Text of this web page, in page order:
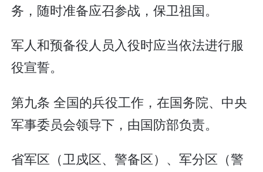
务，随时准备应召参战，保卫祖国。
军人和预备役人员入役时应当依法进行服
役宣誓。
第九条 全国的兵役工作，在国务院、中央
军事委员会领导下，由国防部负责。
省军区（卫戍区、警备区）、军分区（警